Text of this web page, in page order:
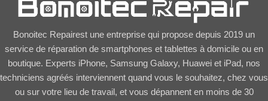
Bonoitec Repairest une entreprise qui propose depuis 2019 un
service de réparation de smartphones et tablettes à domicile ou en
boutique. Experts iPhone, Samsung Galaxy, Huawei et iPad, nos
techniciens agréés interviennent quand vous le souhaitez, chez vous
ou sur votre lieu de travail, et vous dépannent en moins de 30